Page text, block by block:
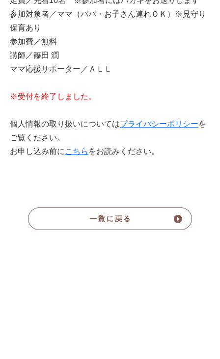
参加対象者／ママ（パパ・お子さん連れＯＫ）※見守り
保育あり
参加費／無料
講師／篠田 潤
ママ応援サポーター／ＡＬＬ
※受付を終了しました。
個人情報の取り扱いについてはプライバシーポリシーを
ご覧ください。
お申し込み前に こちら をお読みください。